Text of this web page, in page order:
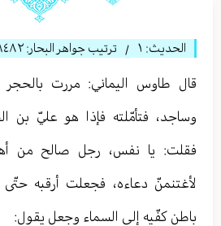
الحديث: ١ / ترتيب جواهر البحار:
قال طاوس اليماني: مررت
وساجد، فتأمّلته فإذا هو عليّ بن
فقلت: يا نفس، رجل صالح من أهل
لأغتنمنّ دعاءه، فجعلت أرقبه
باطن كفّيه إلى السماء وجعل يقول: